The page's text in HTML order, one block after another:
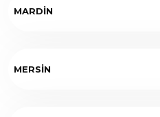
MARDİN
MERSİN